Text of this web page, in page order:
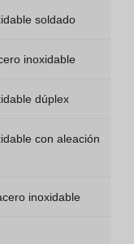
soldado
inoxidable
dúplex
con aleación
inoxidable